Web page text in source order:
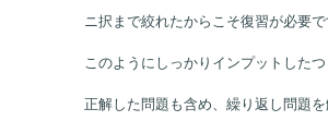
ニ択まで絞れたからこそ復習が必要で
このようにしっかりインプットした
正解した問題も含め、繰り返し問題